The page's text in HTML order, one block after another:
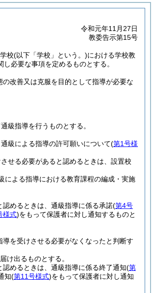
令和元年11月27日
教委告示第15号
校(以下「学校」という。)における学校教
必要な事項を定めるものとする。
改善又は克服を目的として指導が必要な
級指導を行うものとする。
級による指導の許可願いについて(第1号様
せる必要があると認めるときは、設置校
による指導における教育課程の編成・実施
めるときは、通級指導に係る承諾(第4号
様式)をもって保護者に対し通知するものと
を受けさせる必要がなくなったと判断す
け出るものとする。
めるときは、通級指導に係る終了通知(第
知(第11号様式)をもって保護者に対し通知